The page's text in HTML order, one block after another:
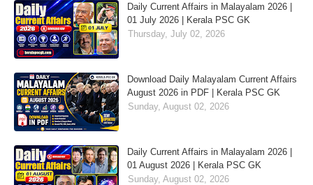
Daily Current Affairs in Malayalam 2026 |
01 July 2026 | Kerala PSC GK
Thursday, July 02, 2026
Download Daily Malayalam Current Affairs
August 2026 in PDF | Kerala PSC GK
Sunday, August 02, 2026
Daily Current Affairs in Malayalam 2026 |
01 August 2026 | Kerala PSC GK
Sunday, August 02, 2026